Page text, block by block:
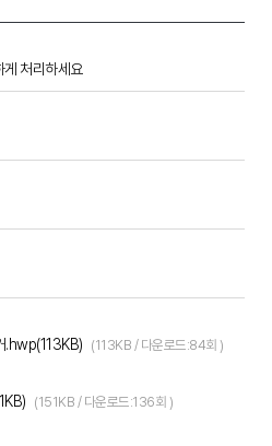
게 처리하세요
.hwp(113KB) (113KB / 다운로드:84회 )
(151KB / 다운로드:136회 )